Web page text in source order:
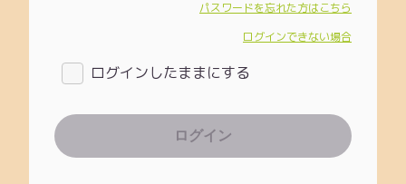
パスワードを忘れた方はこちら
ログインできない場合
ログインしたままにする